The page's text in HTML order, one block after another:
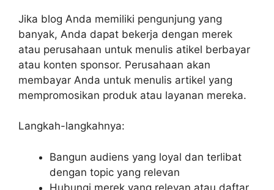
Jika blog Anda memiliki pengunjung yang
banyak, Anda dapat bekerja dengan merek
atau perusahaan untuk menulis atikel berbayar
atau konten sponsor. Perusahaan akan
membayar Anda untuk menulis artikel yang
mempromosikan produk atau layanan mereka.
Langkah-langkahnya:
Bangun audiens yang loyal dan terlibat
dengan topic yang relevan
Hubungi merek yang relevan atau daftar